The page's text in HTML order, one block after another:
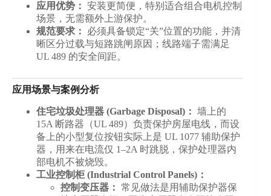
应用优势： 安装更简便，特别适合组合电机控制
场景，无需额外上游保护。
规范要求：
必须具备锁定“关”位置的功能，并清
晰区分过载与短路跳闸原因；线路端子需满足
UL 489 的安全间距。
应用场景与案例分析
住宅垃圾处理器 (Garbage Disposal)： 墙上的
15A 断路器（UL 489）负责保护房屋电线，而设
备上的小型复位按钮实际上是 UL 1077 辅助保护
器，用来在电流仅 1–2A 时跳脱，保护处理器内
部电机不被烧毁。
工业控制柜 (Industrial Control Panels)：
控制变压器： 常见做法是用辅助保护器保